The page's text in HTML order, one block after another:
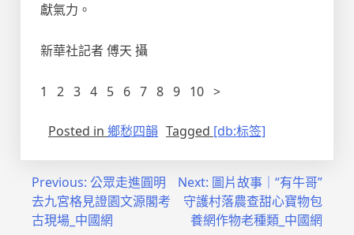
獻氣力。
新華社記者 傅天 攝
1 2 3 4 5 6 7 8 9 10 >
Posted in 鄉愁四韻 Tagged [db:标签]
Previous: 公眾走進圓明
去九宮格見證園文源閣考
古現場_中國網
Next: 圖片故事｜“有牛哥”
守護村落農查甜心寶物包
養網作物老種類_中國網